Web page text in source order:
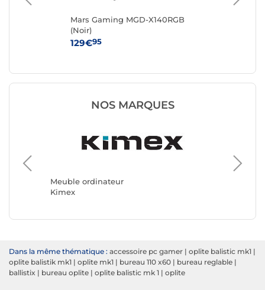
Mars Gaming MGD-X140RGB
(Noir)
129€95
NOS MARQUES
Meuble ordinateur
Kimex
REKT
Dans la même thématique : accessoire pc gamer | oplite balistic mk1 |
oplite balistik mk1 | oplite mk1 | bureau 110 x60 | bureau reglable |
ballistix | bureau oplite | oplite balistic mk 1 | oplite